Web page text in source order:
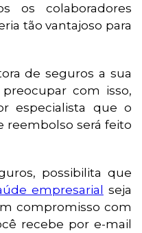
os colaboradores
tão vantajoso para
de seguros a sua
com isso,
especialista que o
reembolso será feito
possibilita que
empresarial seja
compromisso com
recebe por e-mail